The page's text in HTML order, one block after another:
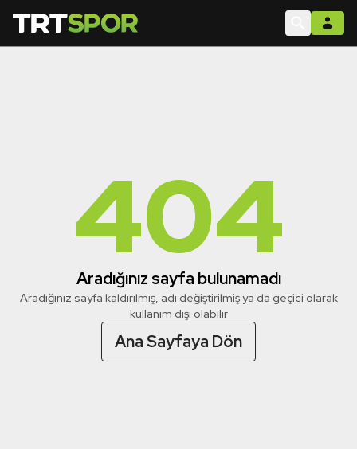
404
Aradığınız sayfa bulunamadı
Aradığınız sayfa kaldırılmış, adı değiştirilmiş ya da geçici olarak
kullanım dışı olabilir
Ana Sayfaya Dön